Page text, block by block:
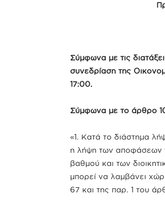
Σύμφωνα με τις
συνεδρίαση της
17:00.
Σύμφωνα με το άρθρο
«1. Κατά το διάστημα
η λήψη των αποφάσεων
βαθμού και των
μπορεί να λαμβάνει
67 και της παρ. 1 του